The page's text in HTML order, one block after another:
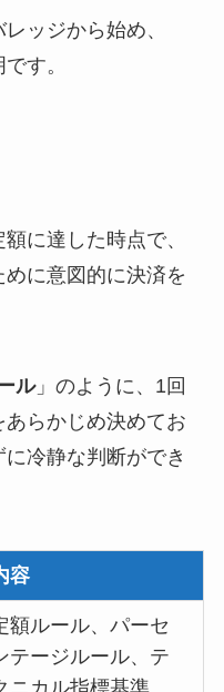
ッジから始め、
す。
に達した時点で、
に意図的に決済を
ル」のように、1回
らかじめ決めてお
冷静な判断ができ
容
額ルール、パーセ
テージルール、テ
ニカル指標基準